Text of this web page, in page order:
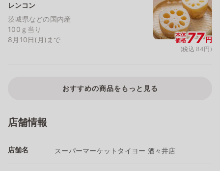
レンコン
茨城県などの国内産
100ｇ当り
8月10日(月)まで
本体
価格77円
(税込 84円)
おすすめの商品をもっと見る
店舗情報
店舗名 スーパーマーケットタイヨー 酒々井店